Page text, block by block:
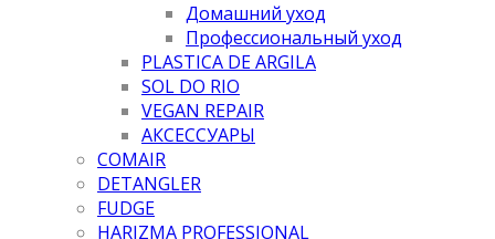
Домашний уход
Профессиональный уход
PLASTICA DE ARGILA
SOL DO RIO
VEGAN REPAIR
АКСЕССУАРЫ
COMAIR
DETANGLER
FUDGE
HARIZMA PROFESSIONAL